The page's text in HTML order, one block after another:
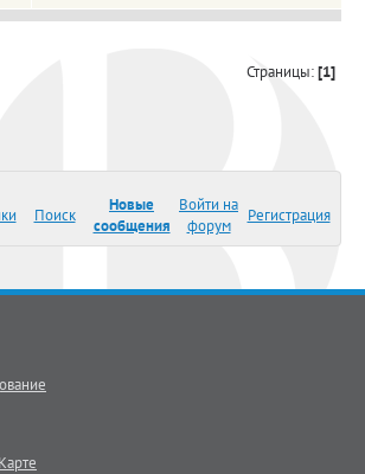
Страницы:[1]
Поиск
Новые
сообщения
Войти на
форум
Регистрация